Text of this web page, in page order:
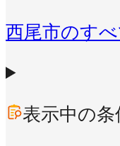
西尾市のす
表示中の条